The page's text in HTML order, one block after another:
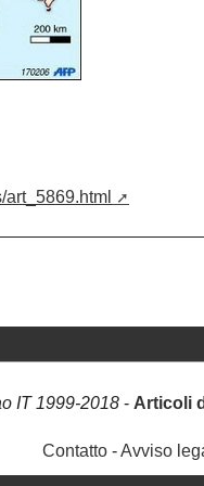
IT 1999-2018 - Articoli
Contatto -Avviso